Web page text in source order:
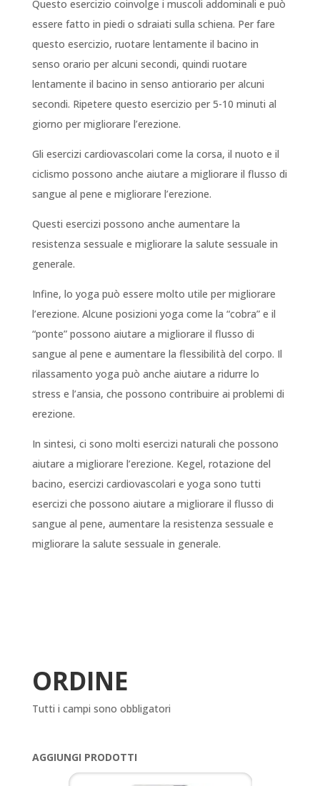
Questo esercizio coinvolge i muscoli addominali e può
essere fatto in piedi o sdraiati sulla schiena. Per fare
questo esercizio, ruotare lentamente il bacino in
senso orario per alcuni secondi, quindi ruotare
lentamente il bacino in senso antiorario per alcuni
secondi. Ripetere questo esercizio per 5-10 minuti al
giorno per migliorare l’erezione.
Gli esercizi cardiovascolari come la corsa, il nuoto e il
ciclismo possono anche aiutare a migliorare il flusso di
sangue al pene e migliorare l’erezione.
Questi esercizi possono anche aumentare la
resistenza sessuale e migliorare la salute sessuale in
generale.
Infine, lo yoga può essere molto utile per migliorare
l’erezione. Alcune posizioni yoga come la “cobra” e il
“ponte” possono aiutare a migliorare il flusso di
sangue al pene e aumentare la flessibilità del corpo. Il
rilassamento yoga può anche aiutare a ridurre lo
stress e l’ansia, che possono contribuire ai problemi di
erezione.
In sintesi, ci sono molti esercizi naturali che possono
aiutare a migliorare l’erezione. Kegel, rotazione del
bacino, esercizi cardiovascolari e yoga sono tutti
esercizi che possono aiutare a migliorare il flusso di
sangue al pene, aumentare la resistenza sessuale e
migliorare la salute sessuale in generale.
ORDINE
Tutti i campi sono obbligatori
AGGIUNGI PRODOTTI